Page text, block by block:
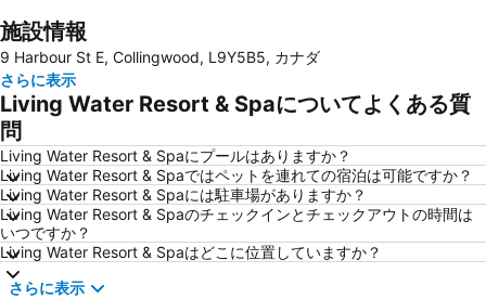
地図を拡大
施設情報
9 Harbour St E, Collingwood, L9Y5B5, カナダ
さらに表示
Living Water Resort & Spaについてよくある質
問
Living Water Resort & Spaにプールはありますか？
Living Water Resort & Spaではペットを連れての宿泊は可能ですか？
Living Water Resort & Spaには駐車場がありますか？
Living Water Resort & Spaのチェックインとチェックアウトの時間は
いつですか？
Living Water Resort & Spaはどこに位置していますか？
さらに表示